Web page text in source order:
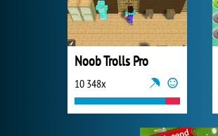
Noob Trolls Pro
10 348x